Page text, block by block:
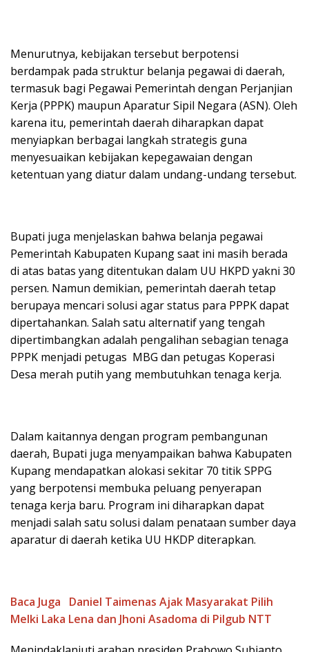
Menurutnya, kebijakan tersebut berpotensi
berdampak pada struktur belanja pegawai di daerah,
termasuk bagi Pegawai Pemerintah dengan Perjanjian
Kerja (PPPK) maupun Aparatur Sipil Negara (ASN). Oleh
karena itu, pemerintah daerah diharapkan dapat
menyiapkan berbagai langkah strategis guna
menyesuaikan kebijakan kepegawaian dengan
ketentuan yang diatur dalam undang-undang tersebut.
Bupati juga menjelaskan bahwa belanja pegawai
Pemerintah Kabupaten Kupang saat ini masih berada
di atas batas yang ditentukan dalam UU HKPD yakni 30
persen. Namun demikian, pemerintah daerah tetap
berupaya mencari solusi agar status para PPPK dapat
dipertahankan. Salah satu alternatif yang tengah
dipertimbangkan adalah pengalihan sebagian tenaga
PPPK menjadi petugas MBG dan petugas Koperasi
Desa merah putih yang membutuhkan tenaga kerja.
Dalam kaitannya dengan program pembangunan
daerah, Bupati juga menyampaikan bahwa Kabupaten
Kupang mendapatkan alokasi sekitar 70 titik SPPG
yang berpotensi membuka peluang penyerapan
tenaga kerja baru. Program ini diharapkan dapat
menjadi salah satu solusi dalam penataan sumber daya
aparatur di daerah ketika UU HKDP diterapkan.
Baca Juga
Daniel Taimenas Ajak Masyarakat Pilih
Melki Laka Lena dan Jhoni Asadoma di Pilgub NTT